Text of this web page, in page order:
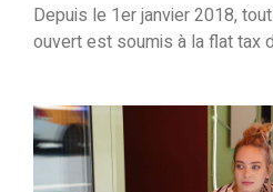
Depuis le 1er janvier 2018,
ouvert est soumis à la flat tax